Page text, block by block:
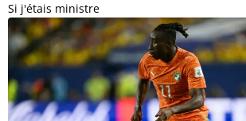
Si j'étais ministre